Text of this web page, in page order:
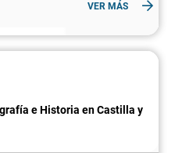
VER MÁS
e Historia en Castilla y